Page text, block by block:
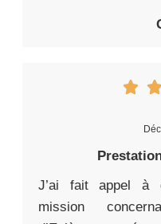
J’ai fait appel à
mission